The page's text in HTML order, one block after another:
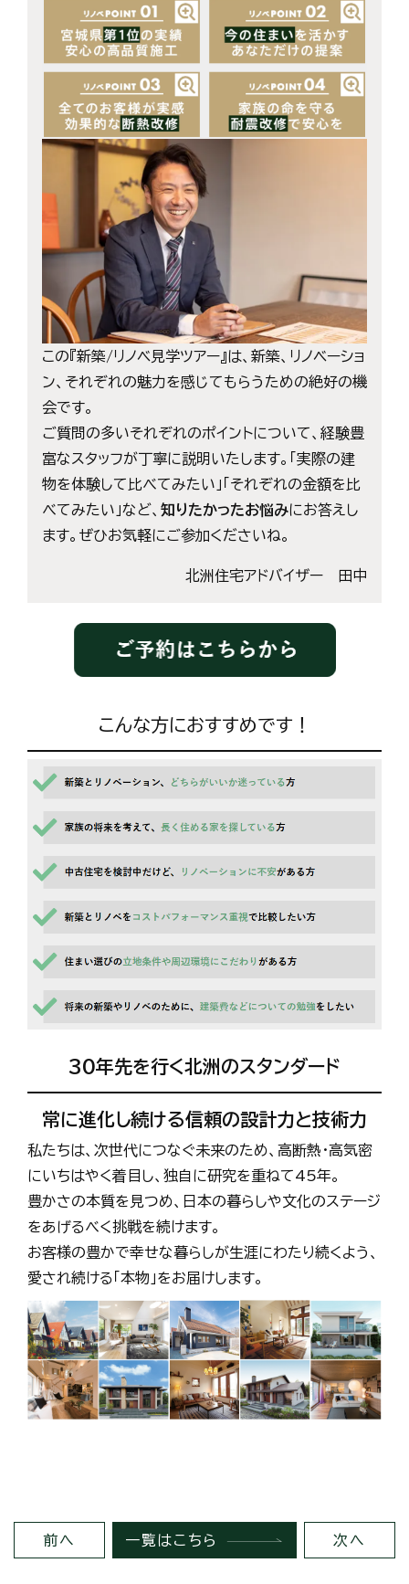
この『新築/リノベ見学ツアー』は、新築、リノベーショ
ン、それぞれの魅力を感じてもらうための絶好の機
会です。
ご質問の多いそれぞれのポイントについて、経験豊
富なスタッフが丁寧に説明いたします。「実際の建
物を体験して比べてみたい」「それぞれの金額を比
べてみたい」など、 知りたかったお悩みにお答えし
ます。ぜひお気軽にご参加くださいね。
北洲住宅アドバイザー 田中
こんな方におすすめです！
30年先を行く北洲のスタンダード
常に進化し続ける信頼の設計力と技術力
私たちは、次世代につなぐ未来のため、高断熱・高気密
にいちはやく着目し、独自に研究を重ねて45年。
豊かさの本質を見つめ、日本の暮らしや文化のステージ
をあげるべく挑戦を続けます。
お客様の豊かで幸せな暮らしが生涯にわたり続くよう、
愛され続ける「本物」をお届けします。
前へ 一覧はこちら 次へ